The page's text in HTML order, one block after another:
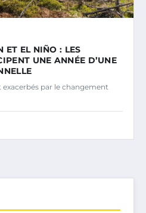
ET EL NIÑO : LES
UNE ANNÉE D’UNE
exacerbés par le changement